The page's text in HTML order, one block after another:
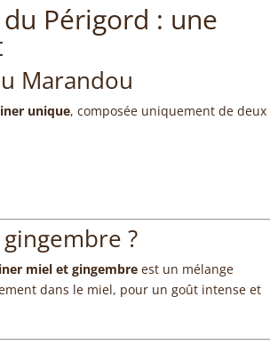
Périgord : une
Marandou
unique, composée uniquement de deux
?
miel et gingembre est un mélange
dans le miel, pour un goût intense et